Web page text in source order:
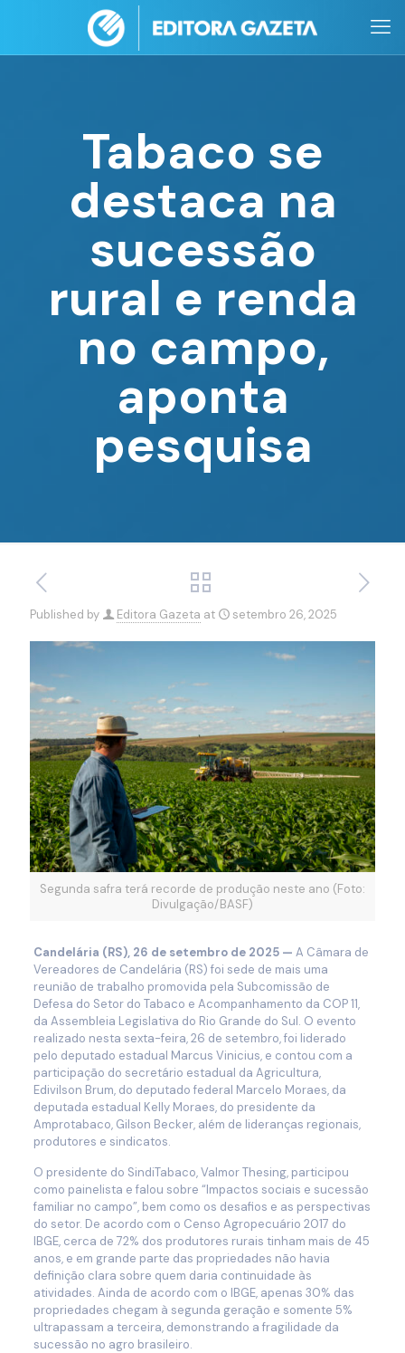
Tabaco se
destaca na
sucessão
rural e renda
no campo,
aponta
pesquisa
Published by Editora Gazeta at setembro 26, 2025
Segunda safra terá recorde de produção neste ano (Foto:
Divulgação/BASF)
Candelária (RS), 26 de setembro de 2025 — A Câmara de
Vereadores de Candelária (RS) foi sede de mais uma
reunião de trabalho promovida pela Subcomissão de
Defesa do Setor do Tabaco e Acompanhamento da COP 11,
da Assembleia Legislativa do Rio Grande do Sul. O evento
realizado nesta sexta-feira, 26 de setembro, foi liderado
pelo deputado estadual Marcus Vinicius, e contou com a
participação do secretário estadual da Agricultura,
Edivilson Brum, do deputado federal Marcelo Moraes, da
deputada estadual Kelly Moraes, do presidente da
Amprotabaco, Gilson Becker, além de lideranças regionais,
produtores e sindicatos.
O presidente do SindiTabaco, Valmor Thesing, participou
como painelista e falou sobre “Impactos sociais e sucessão
familiar no campo”, bem como os desafios e as perspectivas
do setor. De acordo com o Censo Agropecuário 2017 do
IBGE, cerca de 72% dos produtores rurais tinham mais de 45
anos, e em grande parte das propriedades não havia
definição clara sobre quem daria continuidade às
atividades. Ainda de acordo com o IBGE, apenas 30% das
propriedades chegam à segunda geração e somente 5%
ultrapassam a terceira, demonstrando a fragilidade da
sucessão no agro brasileiro.